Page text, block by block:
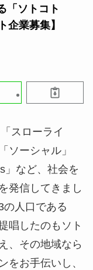
「ソトコト
企業募集】
スローライ
ソーシャル」
」など、社会を
発信してきまし
の人口である
唱したのもソト
、その地域なら
をお手伝いし、